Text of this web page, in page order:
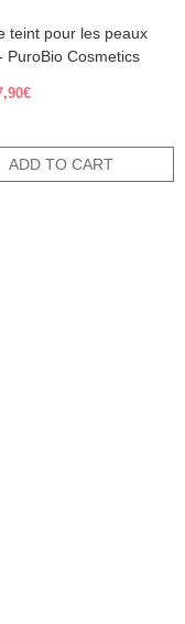
teint pour les peaux
PuroBio Cosmetics
€Current
ADD TO CART